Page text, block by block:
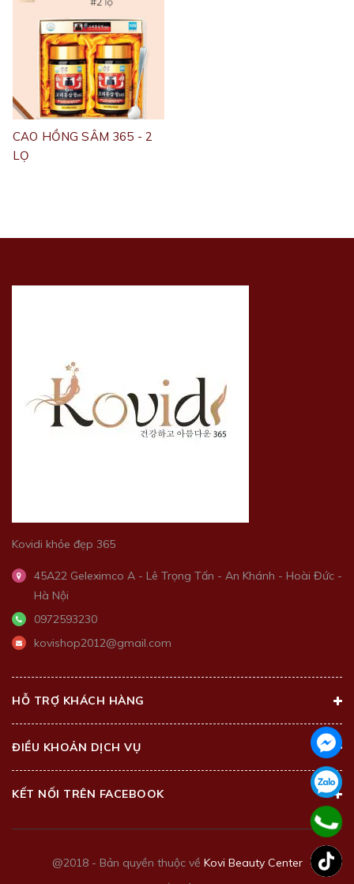
CAO HỒNG SÂM 365 - 2
LỌ
Kovidi khỏe đẹp 365
45A22 Geleximco A - Lê Trọng Tấn - An Khánh - Hoài Đức -
Hà Nội
0972593230
kovishop2012@gmail.com
HỖ TRỢ KHÁCH HÀNG
ĐIỀU KHOẢN DỊCH VỤ
KẾT NỐI TRÊN FACEBOOK
@2018 - Bản quyền thuộc về Kovi Beauty Center